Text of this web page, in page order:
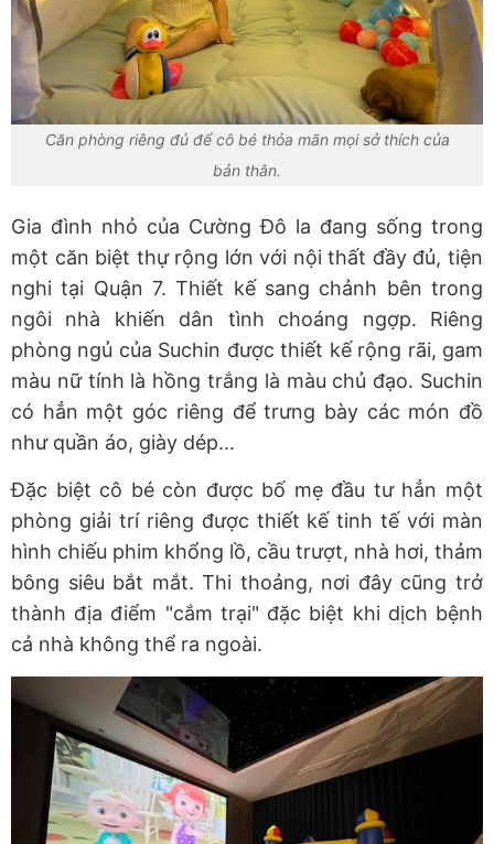
Căn phòng riêng đủ để cô bé thỏa mãn mọi sở thích của
bản thân.
Gia đình nhỏ của Cường Đô la đang sống trong
một căn biệt thự rộng lớn với nội thất đầy đủ, tiện
nghi tại Quận 7. Thiết kế sang chảnh bên trong
ngôi nhà khiến dân tình choáng ngợp. Riêng
phòng ngủ của Suchin được thiết kế rộng rãi, gam
màu nữ tính là hồng trắng là màu chủ đạo. Suchin
có hẳn một góc riêng để trưng bày các món đồ
như quần áo, giày dép...
Đặc biệt cô bé còn được bố mẹ đầu tư hẳn một
phòng giải trí riêng được thiết kế tinh tế với màn
hình chiếu phim khổng lồ, cầu trượt, nhà hơi, thảm
bông siêu bắt mắt. Thi thoảng, nơi đây cũng trở
thành địa điểm "cắm trại" đặc biệt khi dịch bệnh
cả nhà không thể ra ngoài.